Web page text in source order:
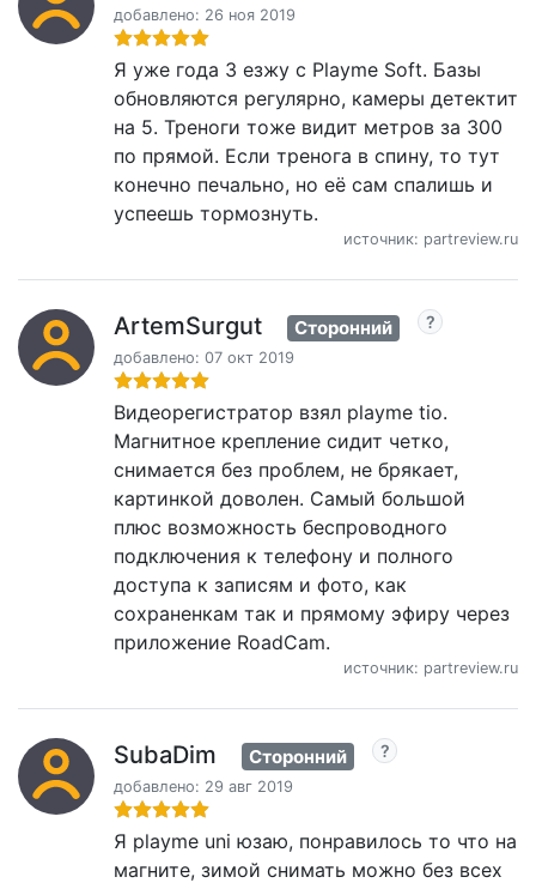
добавлено: 26 ноя 2019
Я уже года 3 езжу с Playme Soft. Базы
обновляются регулярно, камеры детектит
на 5. Треноги тоже видит метров за 300
по прямой. Если тренога в спину, то тут
конечно печально, но её сам спалишь и
успеешь тормознуть.
источник: partreview.ru
ArtemSurgut Сторонний
добавлено: 07 окт 2019
Видеорегистратор взял playme tio.
Магнитное крепление сидит четко,
снимается без проблем, не брякает,
картинкой доволен. Самый большой
плюс возможность беспроводного
подключения к телефону и полного
доступа к записям и фото, как
сохраненкам так и прямому эфиру через
приложение RoadCam.
источник: partreview.ru
SubaDim Сторонний
добавлено: 29 авг 2019
Я playme uni юзаю, понравилось то что на
магните, зимой снимать можно без всех